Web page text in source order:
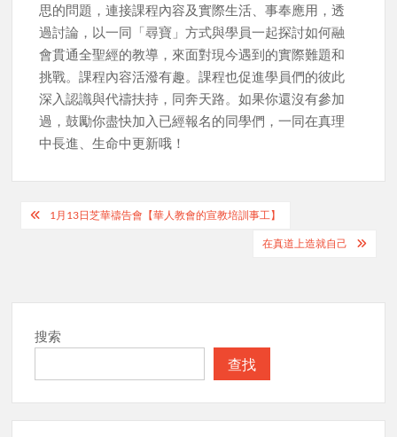
思的問題，連接課程內容及實際生活、事奉應用，透
過討論，以一同「尋寶」方式與學員一起探討如何融
會貫通全聖經的教導，來面對現今遇到的實際難題和
挑戰。課程內容活潑有趣。課程也促進學員們的彼此
深入認識與代禱扶持，同奔天路。如果你還沒有參加
過，鼓勵你盡快加入已經報名的同學們，一同在真理
中長進、生命中更新哦！
Post1月13日芝華禱告會【華人教會的宣教培訓事工】
在真道上造就自己
搜索
查找